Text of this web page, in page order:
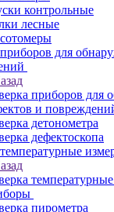
контрольные
лесные
для
приборов для
и
детонометра
дефектоскопа
пирометра